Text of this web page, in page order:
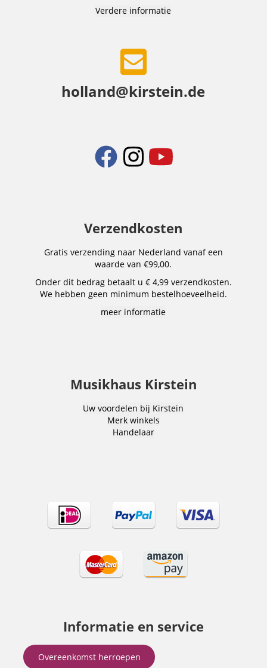
Verdere informatie
holland@kirstein.de
Verzendkosten
Gratis verzending naar Nederland vanaf een
waarde van €99,00.
Onder dit bedrag betaalt u € 4,99 verzendkosten.
We hebben geen minimum bestelhoeveelheid.
meer informatie
Musikhaus Kirstein
Uw voordelen bij Kirstein
Merk winkels
Handelaar
Informatie en service
Overeenkomst herroepen